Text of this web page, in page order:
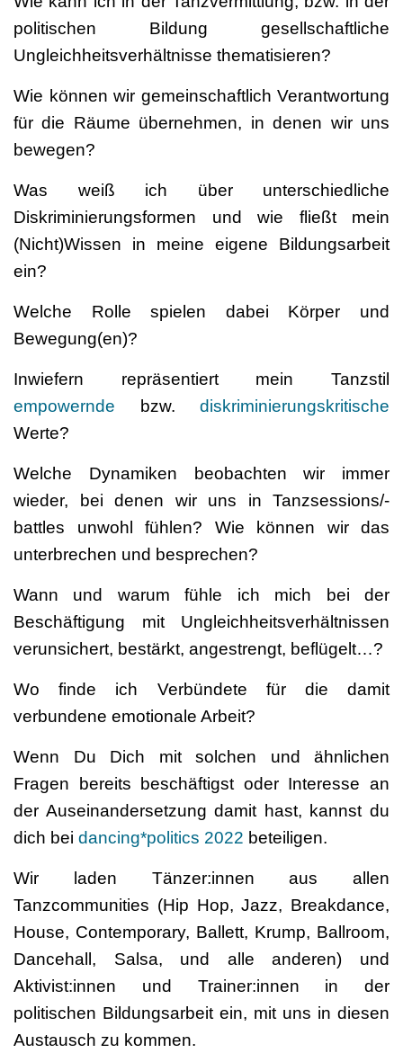
politischen Bildung gesellschaftliche
Ungleichheitsverhältnisse thematisieren?
Wie können wir gemeinschaftlich Verantwortung
für die Räume übernehmen, in denen wir uns
bewegen?
Was weiß ich über unterschiedliche
Diskriminierungsformen und wie fließt mein
(Nicht)Wissen in meine eigene Bildungsarbeit
ein?
Welche Rolle spielen dabei Körper und
Bewegung(en)?
Inwiefern repräsentiert mein Tanzstil
empowernde bzw. diskriminierungskritische
Werte?
Welche Dynamiken beobachten wir immer
wieder, bei denen wir uns in Tanzsessions/-
battles unwohl fühlen? Wie können wir das
unterbrechen und besprechen?
Wann und warum fühle ich mich bei der
Beschäftigung mit Ungleichheitsverhältnissen
verunsichert, bestärkt, angestrengt, beflügelt…?
Wo finde ich Verbündete für die damit
verbundene emotionale Arbeit?
Wenn Du Dich mit solchen und ähnlichen
Fragen bereits beschäftigst oder Interesse an
der Auseinandersetzung damit hast, kannst du
dich bei dancing*politics 2022 beteiligen.
Wir laden Tänzer:innen aus allen
Tanzcommunities (Hip Hop, Jazz, Breakdance,
House, Contemporary, Ballett, Krump, Ballroom,
Dancehall, Salsa, und alle anderen) und
Aktivist:innen und Trainer:innen in der
politischen Bildungsarbeit ein, mit uns in diesen
Austausch zu kommen.